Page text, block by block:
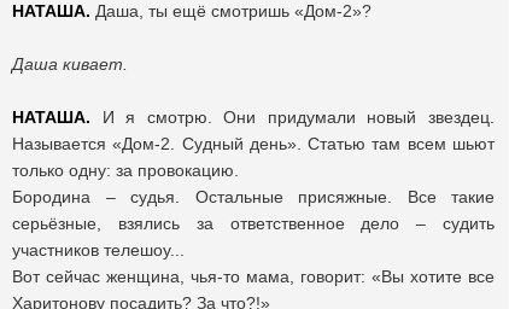
НАТАША. Даша, ты ещё смотришь «Дом-2»?
Даша кивает.
НАТАША. И я смотрю. Они придумали новый звездец.
Называется «Дом-2. Судный день». Статью там всем шьют
только одну: за провокацию.
Бородина – судья. Остальные присяжные. Все такие
серьёзные, взялись за ответственное дело – судить
участников телешоу...
Вот сейчас женщина, чья-то мама, говорит: «Вы хотите все
Харитонову посадить? За что?!»